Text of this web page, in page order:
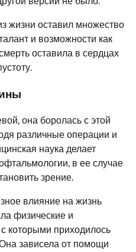
жизни оставил множество
и возможности как
оставила в сердцах
она боролась с этой
различные операции и
наука делает
в ее случае
зрение.
влияние на жизнь
физические и
которыми приходилось
зависела от помощи